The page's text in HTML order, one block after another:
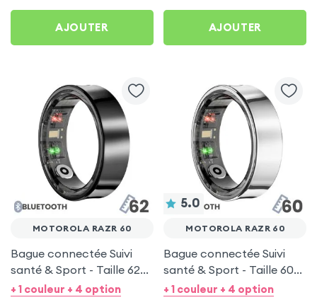
AJOUTER AJOUTER
MOTOROLA RAZR 60
Bague connectée Suivi
santé & Sport - Taille 62
Noir
+ 1 couleur + 4 option
5.0
MOTOROLA RAZR 60
Bague connectée Suivi
santé & Sport - Taille 60
Argent
+ 1 couleur + 4 option